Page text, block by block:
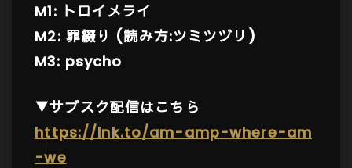
M1: トロイメライ
M2: 罪綴り (読み方:ツミツヅリ)
M3: psycho
▼サブスク配信はこちら
https://lnk.to/am-amp-where-am
-we